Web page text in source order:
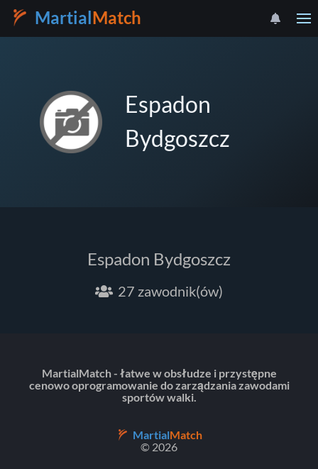
Martial Match
Espadon
Bydgoszcz
Espadon Bydgoszcz
27 zawodnik(ów)
MartialMatch - łatwe w obsłudze i przystępne
cenowo oprogramowanie do zarządzania zawodami
sportów walki.
MartialMatch
© 2026